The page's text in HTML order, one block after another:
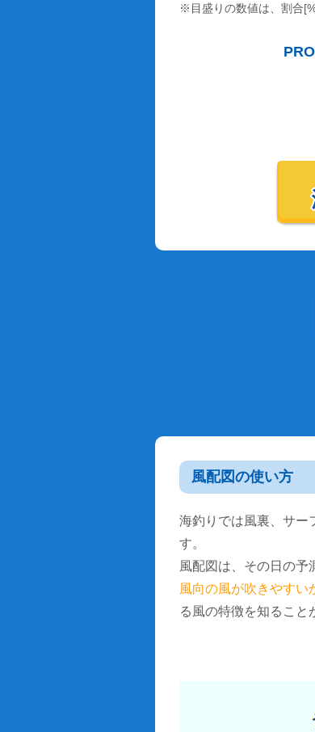
※目盛りの数値は、割合
風配図の使い方
海釣りでは風裏、サー
す。
風配図は、その日の予
風向の風が吹きやすい
る風の特徴を知ること